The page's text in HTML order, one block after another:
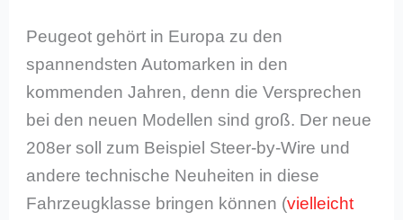
Peugeot gehört in Europa zu den
spannendsten Automarken in den
kommenden Jahren, denn die Versprechen
bei den neuen Modellen sind groß. Der neue
208er soll zum Beispiel Steer-by-Wire und
andere technische Neuheiten in diese
Fahrzeugklasse bringen können (vielleicht